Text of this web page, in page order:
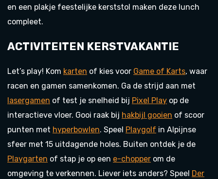
en een plakje feestelijke kerststol maken deze lunch
compleet.
ACTIVITEITEN KERSTVAKANTIE
Let’s play! Kom karten of kies voor Game of Karts, waar
racen en gamen samenkomen. Ga de strijd aan met
lasergamen of test je snelheid bij Pixel Play op de
interactieve vloer. Gooi raak bij hakbijl gooien of scoor
punten met hyperbowlen. Speel Playgolf in Alpijnse
sfeer met 15 uitdagende holes. Buiten ontdek je de
Playgarten of stap je op een e-chopper om de
omgeving te verkennen. Liever iets anders? Speel Der